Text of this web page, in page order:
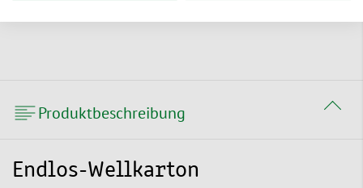
Produktbeschreibung
Endlos-Wellkarton